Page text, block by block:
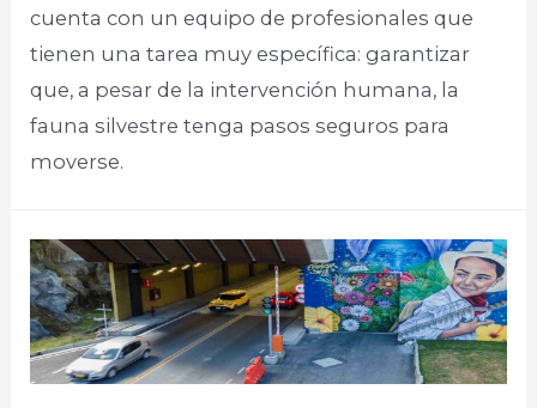
cuenta con un equipo de profesionales que
tienen una tarea muy específica: garantizar
que, a pesar de la intervención humana, la
fauna silvestre tenga pasos seguros para
moverse.